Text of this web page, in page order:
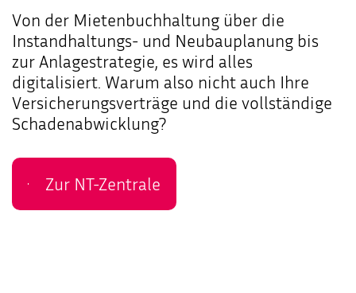
Für unsere Kunden
Für Interessierte
NT Hannover
Unser Team
Kontakt
Von der Mietenbuchhaltung über die
Instandhaltungs- und Neubauplanung bis
zur Anlagestrategie, es wird alles
digitalisiert. Warum also nicht auch Ihre
Versicherungsverträge und die vollständige
Schadenabwicklung?
Zur NT-Zentrale